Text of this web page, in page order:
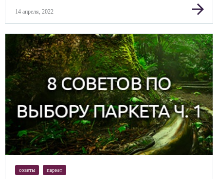
14 апреля, 2022 arrow_forward
советы паркет